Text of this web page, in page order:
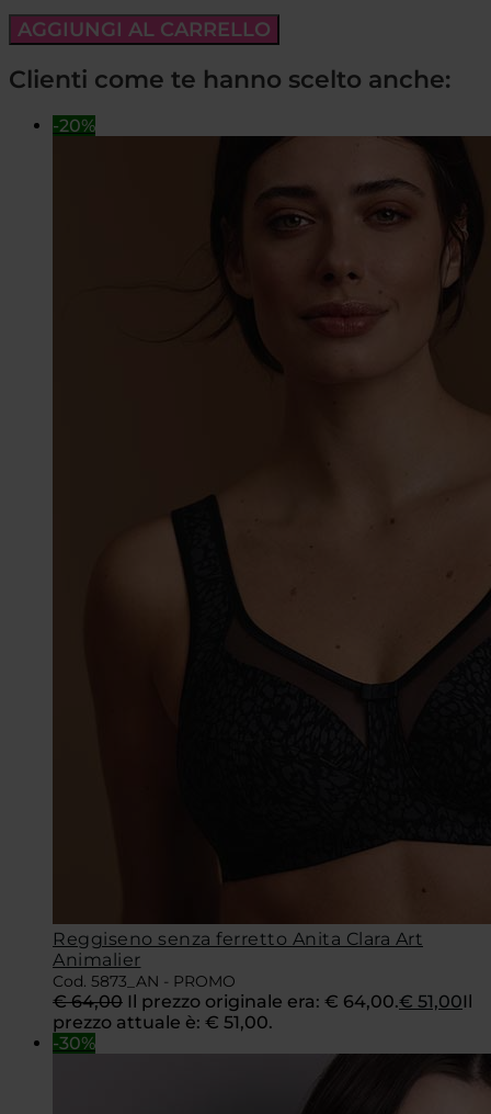
AGGIUNGI AL CARRELLO
Clienti come te hanno scelto anche:
-20%
Reggiseno senza ferretto Anita Clara Art
Animalier
Cod. 5873_AN - PROMO
€64,00 Il prezzo originale era: € 64,00.€ 51,00Il
prezzo attuale è: € 51,00.
-30%